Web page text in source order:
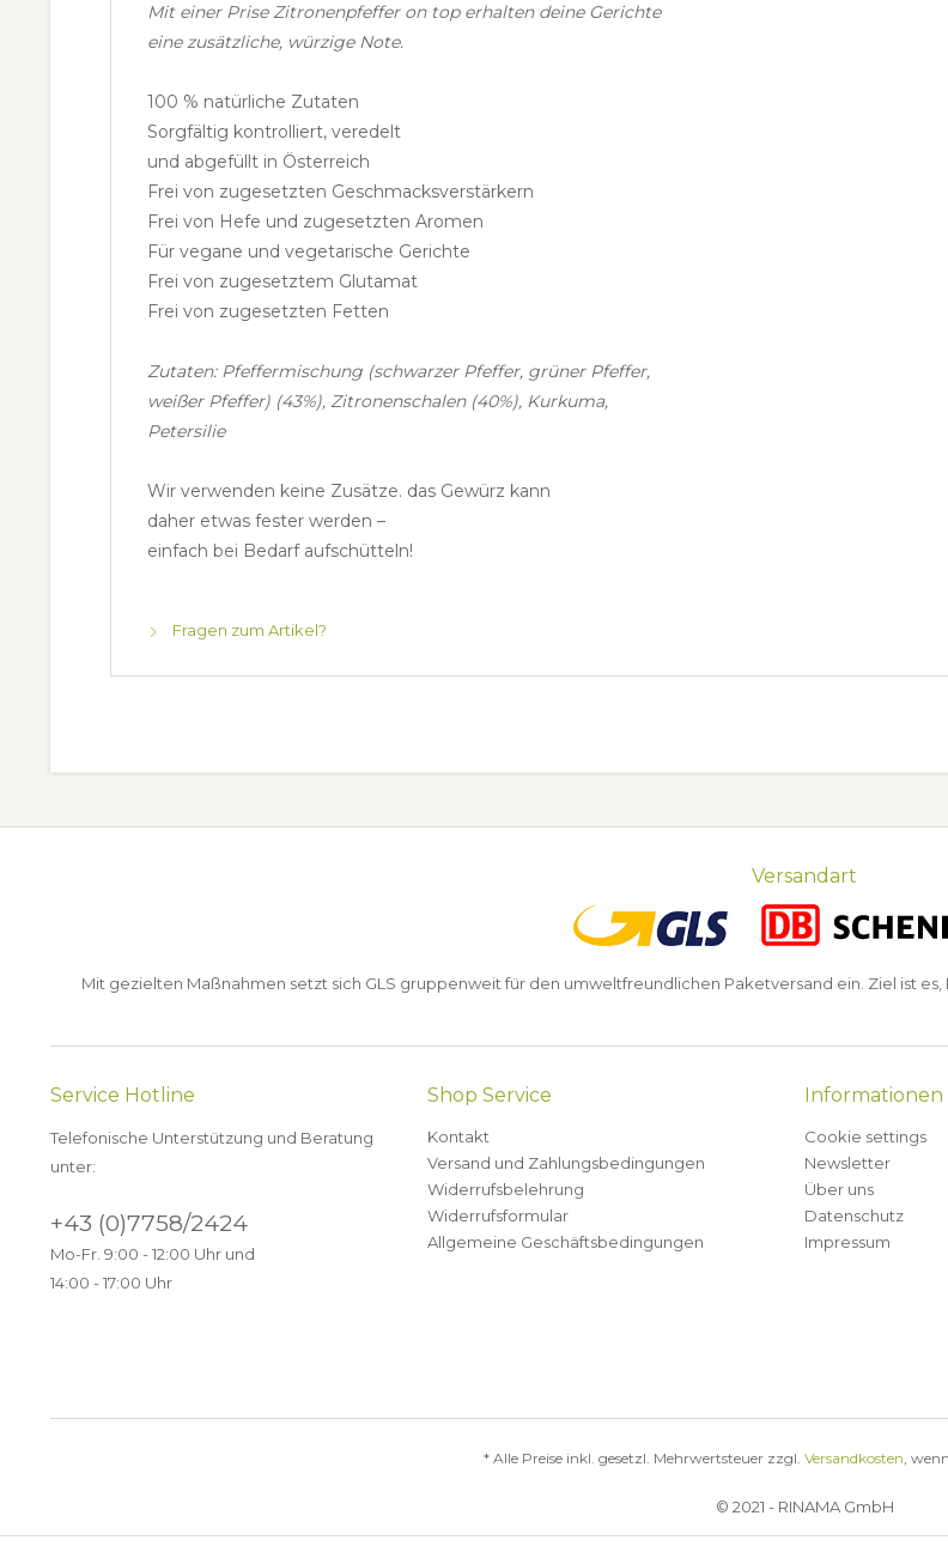
Mit einer Prise Zitronenpfeffer on top erhalten deine Gerichte
eine zusätzliche, würzige Note.
100 % natürliche Zutaten
Sorgfältig kontrolliert, veredelt
und abgefüllt in Österreich
Frei von zugesetzten Geschmacksverstärkern
Frei von Hefe und zugesetzten Aromen
Für vegane und vegetarische Gerichte
Frei von zugesetztem Glutamat
Frei von zugesetzten Fetten
Zutaten: Pfeffermischung (schwarzer Pfeffer, grüner Pfeffer,
weißer Pfeffer) (43%), Zitronenschalen (40%), Kurkuma,
Petersilie
Wir verwenden keine Zusätze. das Gewürz kann
daher etwas fester werden –
einfach bei Bedarf aufschütteln!
Fragen zum Artikel?
Versandart
Mit gezielten Maßnahmen setzt sich GLS gruppenweit für den umweltfreundlichen Paketversand ein. Ziel ist
Service Hotline
Telefonische Unterstützung und Beratung
unter:
+43 (0)7758/2424
Mo-Fr. 9:00 - 12:00 Uhr und
14:00 - 17:00 Uhr
Shop Service
Kontakt
Versand und Zahlungsbedingungen
Widerrufsbelehrung
Widerrufsformular
Allgemeine Geschäftsbedingungen
Informationen
Cookie settings
Newsletter
Über uns
Datenschutz
Impressum
* Alle Preise inkl. gesetzl. Mehrwertsteuer zzgl. Versandkosten,
© 2021 - RINAMA GmbH